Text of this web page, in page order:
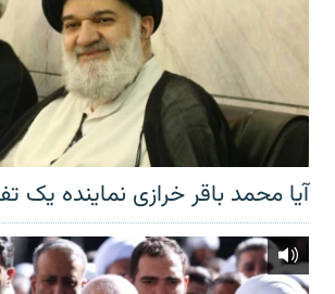
آیا محمد باقر خرازی نماینده یک